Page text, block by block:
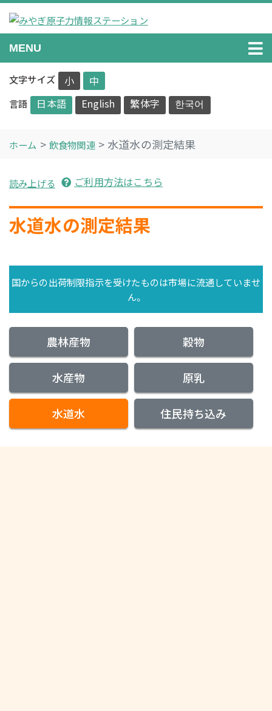
Skip
to
content
みやぎ原子力情報ステーション
原子力に関する情報を正確に分かりやすくお伝えします。
MENU
文字サイズ 小 中
言語 日本語 English 繁体字 한국어
ホーム 飲食物関連 水道水の測定結果
読み上げる ご利用方法はこちら
水道水の測定結果
国からの出荷制限指示を受けたものは市場に流通していませ
ん。
農林産物 穀物
水産物 原乳
水道水 住民持ち込み